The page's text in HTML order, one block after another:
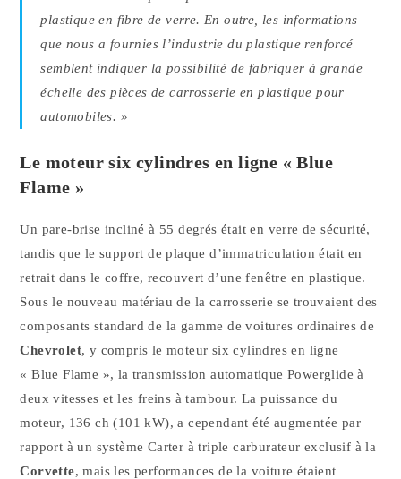
plastique en fibre de verre. En outre, les informations
que nous a fournies l’industrie du plastique renforcé
semblent indiquer la possibilité de fabriquer à grande
échelle des pièces de carrosserie en plastique pour
automobiles. »
Le moteur six cylindres en ligne « Blue
Flame »
Un pare-brise incliné à 55 degrés était en verre de sécurité,
tandis que le support de plaque d’immatriculation était en
retrait dans le coffre, recouvert d’une fenêtre en plastique.
Sous le nouveau matériau de la carrosserie se trouvaient des
composants standard de la gamme de voitures ordinaires de
Chevrolet, y compris le moteur six cylindres en ligne
« Blue Flame », la transmission automatique Powerglide à
deux vitesses et les freins à tambour. La puissance du
moteur, 136 ch (101 kW), a cependant été augmentée par
rapport à un système Carter à triple carburateur exclusif à la
Corvette, mais les performances de la voiture étaient